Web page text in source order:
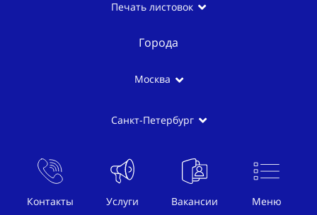
Контакты Услуги Вакансии Меню
Печать листовок
Города
Москва
Санкт-Петербург
Екатеринбург
Новосибирск